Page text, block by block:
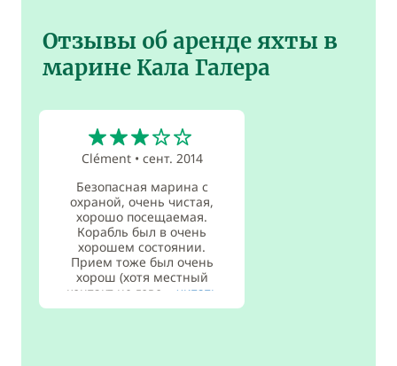
Отзывы об аренде яхты в
марине Кала Галера
Clément• сент. 2014
Безопасная марина с
охраной, очень чистая,
хорошо посещаемая.
Корабль был в очень
хорошем состоянии.
Прием тоже был очень
хорош (хотя местный
контакт не гово... читать
дальше